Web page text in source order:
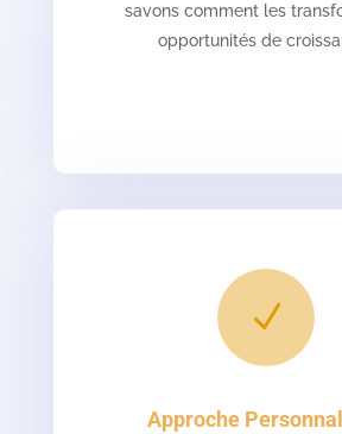
savons comment les
opportunités de
N
Approche